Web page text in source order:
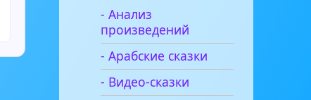
- Анализ
произведений
- Арабские сказки
- Видео-сказки